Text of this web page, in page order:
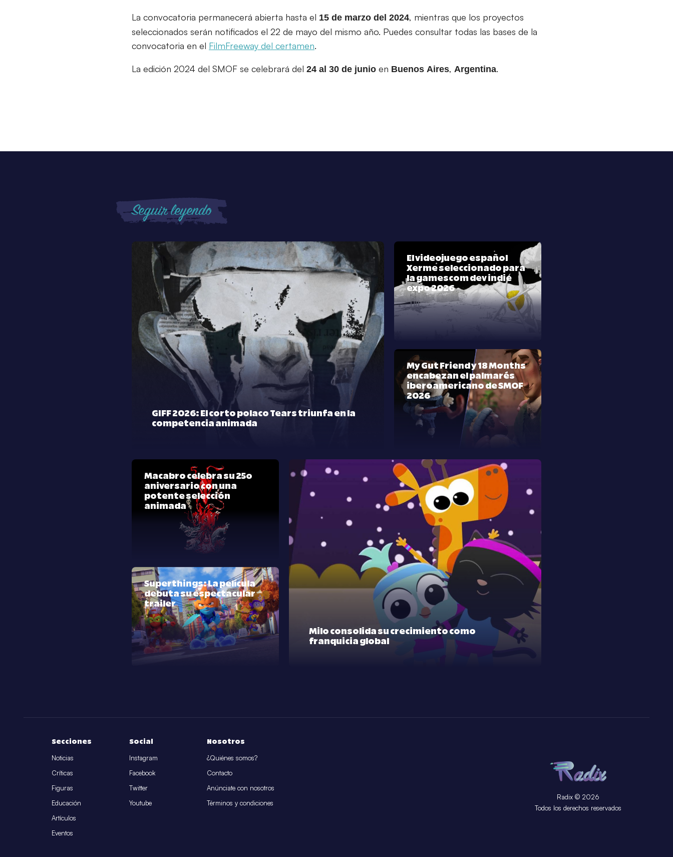
La convocatoria permanecerá abierta hasta el 15 de marzo del 2024, mientras que los proyectos
seleccionados serán notificados el 22 de mayo del mismo año. Puedes consultar todas las bases de la
convocatoria en el FilmFreeway del certamen.
La edición 2024 del SMOF se celebrará del 24 al 30 de junio en Buenos Aires, Argentina.
Seguir leyendo
GIFF 2026: El corto polaco Tears triunfa en la
competencia animada
El videojuego español
Xerme seleccionado para
la gamescom dev indie
expo 2026
My Gut Friend y 18 Months
encabezan el palmarés
iberoamericano de SMOF
2026
Macabro celebra su 25º
aniversario con una
potente selección
animada
Milo consolida su crecimiento como
franquicia global
Superthings: La película
debuta su espectacular
trailer
Secciones
Noticias
Críticas
Figuras
Educación
Artículos
Eventos
Social
Instagram
Facebook
Twitter
Youtube
Nosotros
¿Quiénes somos?
Contacto
Anúnciate con nosotros
Términos y condiciones
Radix © 2026
Todos los derechos reservados